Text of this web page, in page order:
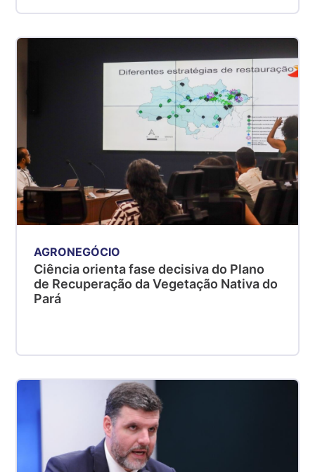
AGRONEGÓCIO
Ciência orienta fase decisiva do Plano
de Recuperação da Vegetação Nativa do
Pará